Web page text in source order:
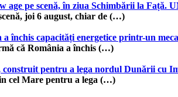
age pe scenă, în ziua Schimbării la
joi 6 august, chiar de (…)
închis capacități energetice printr-un
că România a închis (…)
pentru a lega nordul Dunării cu
cel Mare pentru a lega (…)